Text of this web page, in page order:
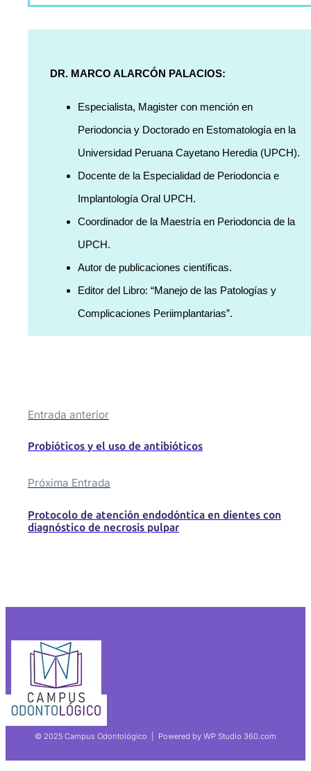
DR. MARCO ALARCÓN PALACIOS:
Especialista, Magister con mención en
Periodoncia y Doctorado en Estomatología en la
Universidad Peruana Cayetano Heredia (UPCH).
Docente de la Especialidad de Periodoncia e
Implantología Oral UPCH.
Coordinador de la Maestría en Periodoncia de la
UPCH.
Autor de publicaciones científicas.
Editor del Libro: “Manejo de las Patologías y
Complicaciones Periimplantarias”.
Entrada anterior
Probióticos y el uso de antibióticos
Próxima Entrada
Protocolo de atención endodóntica en dientes con
diagnóstico de necrosis pulpar
© 2025 Campus Odontológico | Powered by WP Studio 360.com